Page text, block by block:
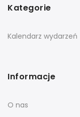
Kategorie
Kalendarz wydarzeń
Informacje
O nas